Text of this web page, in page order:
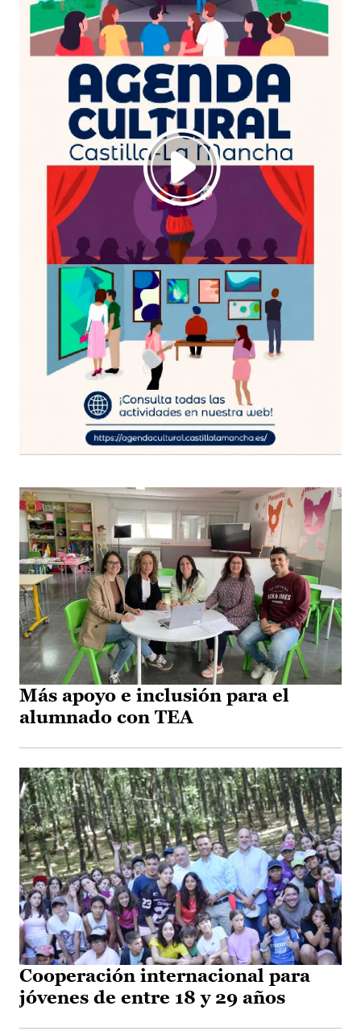
Más apoyo e inclusión para el
alumnado con TEA
Cooperación internacional para
jóvenes de entre 18 y 29 años